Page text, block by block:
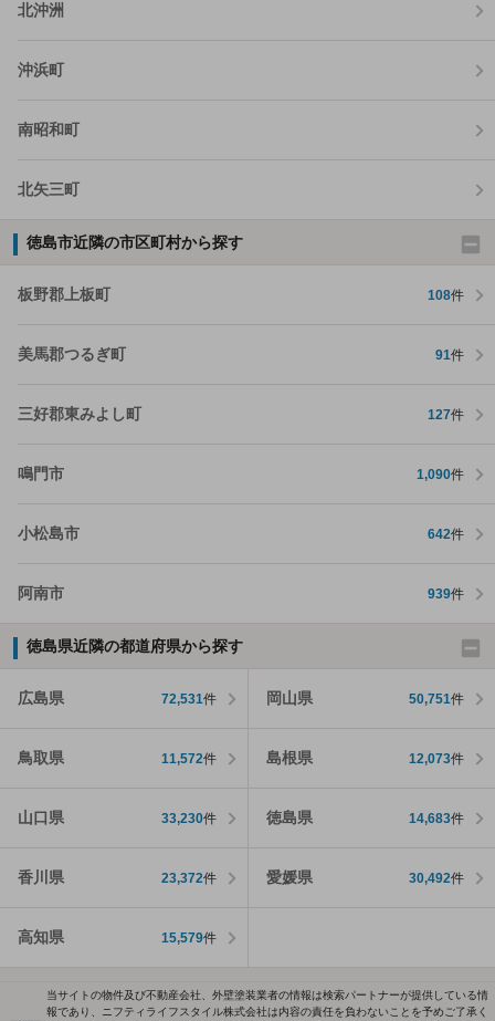
北沖洲
沖浜町
南昭和町
北矢三町
徳島市近隣の市区町村から探す
板野郡上板町 108件
美馬郡つるぎ町 91件
三好郡東みよし町 127件
鳴門市 1,090件
小松島市 642件
阿南市 939件
徳島県近隣の都道府県から探す
広島県 72,531件 岡山県 50,751件
鳥取県 11,572件 島根県 12,073件
山口県 33,230件 徳島県 14,683件
香川県 23,372件 愛媛県 30,492件
高知県 15,579件
当サイトの物件及び不動産会社、外壁塗装業者の情報は検索パートナーが提供している情
報であり、ニフティライフスタイル株式会社は内容の責任を負わないことを予めご了承く